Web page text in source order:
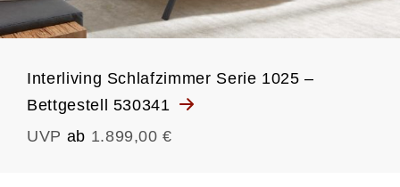
Interliving Schlafzimmer Serie 1025 –
Bettgestell 530341
UVP ab 1.899,00 €